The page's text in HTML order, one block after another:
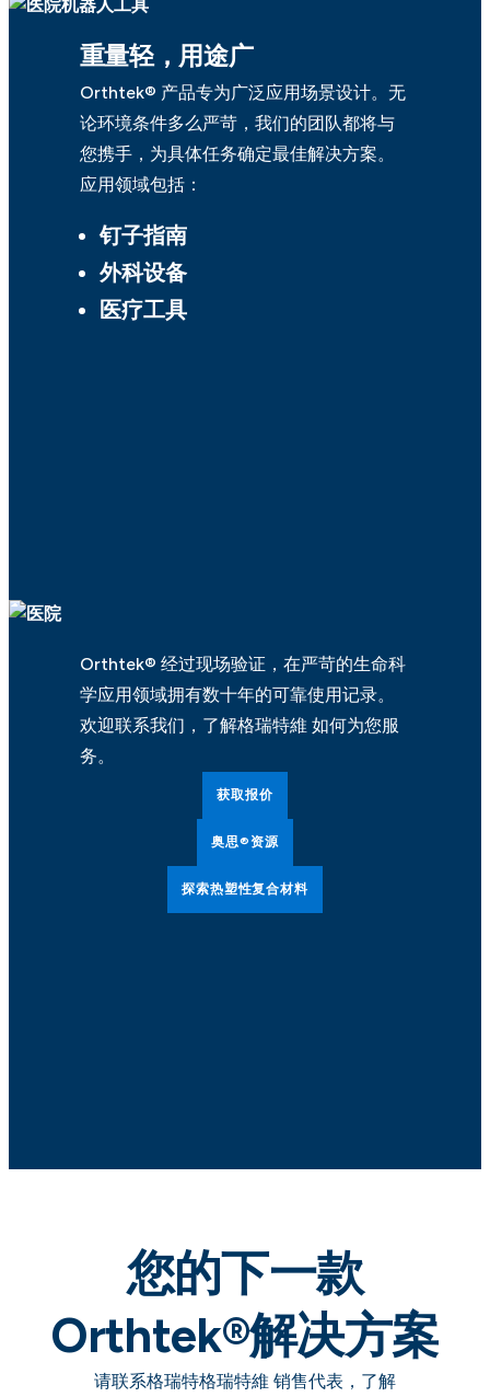
重量轻，用途广
Orthtek® 产品专为广泛应用场景设计。无
论环境条件多么严苛，我们的团队都将与
您携手，为具体任务确定最佳解决方案。
应用领域包括：
钉子指南
外科设备
医疗工具
Orthtek® 经过现场验证，在严苛的生命科
学应用领域拥有数十年的可靠使用记录。
欢迎联系我们，了解格瑞特維 如何为您服
务。
获取报价
奥思®资源
探索热塑性复合材料
您的下一款
Orthtek®解决方案
请联系格瑞特格瑞特維 销售代表，了解